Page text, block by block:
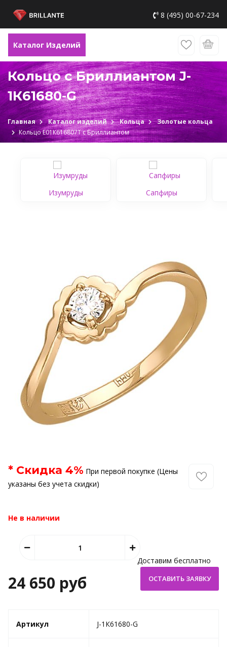
8 (495) 00-67-234
Каталог Изделий
Кольцо с Бриллиантом J-
1К61680-G
Главная Каталог изделий Кольца
Золотые кольца
Кольцо Е01К616807Т c Бриллиантом
Изумруды Сапфиры
* Скидка 4% При первой покупке (Цены
указаны без учета скидки)
Не в наличии
24 650 руб
Доставим бесплатно
Артикул J-1К61680-G